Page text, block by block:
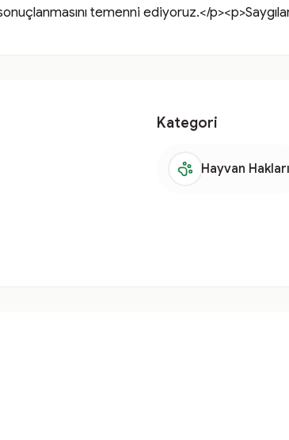
temenni ediyoruz.</
Kategori
Hayvan Hakları